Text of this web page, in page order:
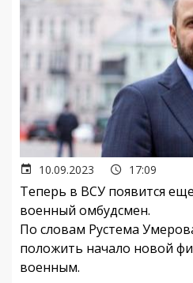
10.09.2023 17:09
Теперь в ВСУ появится
военный омбудсмен.
По словам Рустема
положить начало новой
военным.